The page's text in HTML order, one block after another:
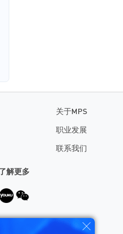
关于MPS
职业发展
联系我们
了解更多